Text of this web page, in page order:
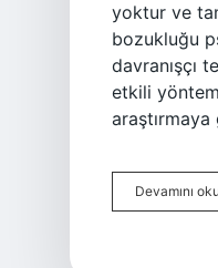
yoktur ve
bozukluğu
davranışçı
etkili
Devamını